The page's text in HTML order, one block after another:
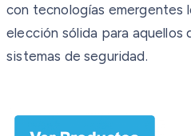
con tecnologías emergentes
elección sólida para aquellos
sistemas de seguridad.